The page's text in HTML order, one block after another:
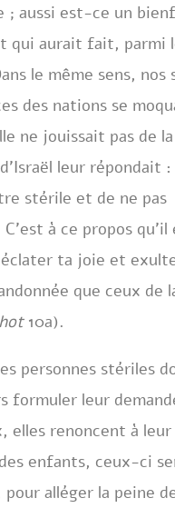
; aussi est-ce un
qui aurait fait, parmi
le même sens, nos
des nations se
ne jouissait pas de la
leur répondait :
stérile et de ne pas
à ce propos qu’il
ta joie et
que ceux de
10a).
personnes stériles
formuler leur
elles renoncent à leur
enfants, ceux-ci
alléger la peine